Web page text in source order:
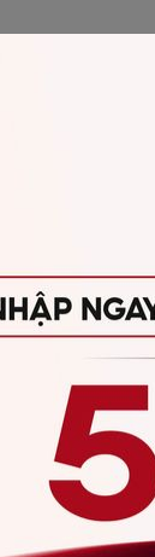
đã xay
tác dụng
bằng nước
tiếp xúc trực